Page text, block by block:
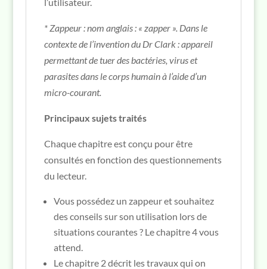
* Zappeur : nom anglais : « zapper ». Dans le
contexte de l’invention du Dr Clark : appareil
permettant de tuer des bactéries, virus et
parasites dans le corps humain à l’aide d’un
micro-courant.
Principaux sujets traités
Chaque chapitre est conçu pour être
consultés en fonction des questionnements
du lecteur.
Vous possédez un zappeur et souhaitez
des conseils sur son utilisation lors de
situations courantes ? Le chapitre 4 vous
attend.
Le chapitre 2 décrit les travaux qui on